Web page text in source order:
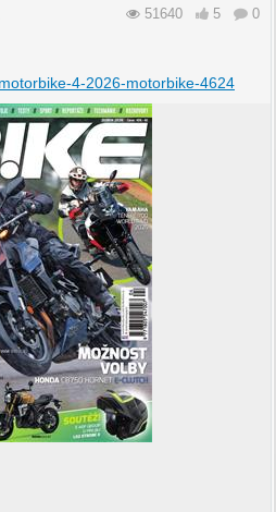
51640 5 0
4-2026-motorbike-4624